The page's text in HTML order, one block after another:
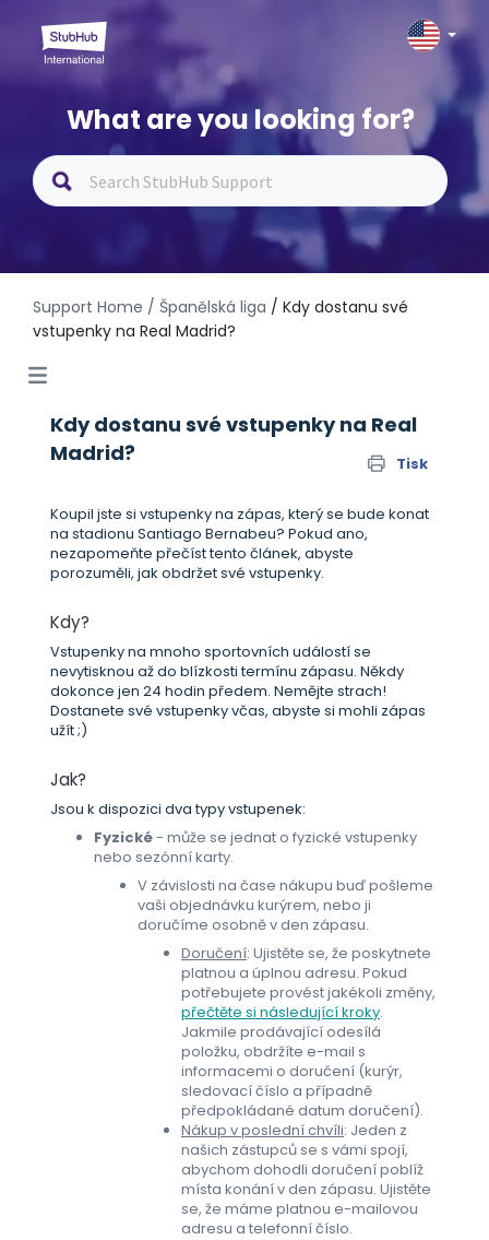
What are you looking for?
Support Home / Španělská liga / Kdy dostanu své
vstupenky na Real Madrid?
Kdy dostanu své vstupenky na Real
Madrid?
Tisk
Koupil jste si vstupenky na zápas, který se bude konat
na stadionu Santiago Bernabeu? Pokud ano,
nezapomeňte přečíst tento článek, abyste
porozuměli, jak obdržet své vstupenky.
Kdy?
Vstupenky na mnoho sportovních událostí se
nevytisknou až do blízkosti termínu zápasu. Někdy
dokonce jen 24 hodin předem. Nemějte strach!
Dostanete své vstupenky včas, abyste si mohli zápas
užít ;)
Jak?
Jsou k dispozici dva typy vstupenek:
Fyzické- může se jednat o fyzické vstupenky
nebo sezónní karty.
V závislosti na čase nákupu buď pošleme
vaši objednávku kurýrem, nebo ji
doručíme osobně v den zápasu.
Doručení: Ujistěte se, že poskytnete
platnou a úplnou adresu. Pokud
potřebujete provést jakékoli změny,
přečtěte si následující kroky.
Jakmile prodávající odesílá
položku, obdržíte e-mail s
informacemi o doručení (kurýr,
sledovací číslo a případně
předpokládané datum doručení).
Nákup v poslední chvíli: Jeden z
našich zástupců se s vámi spojí,
abychom dohodli doručení poblíž
místa konání v den zápasu. Ujistěte
se, že máme platnou e-mailovou
adresu a telefonní číslo.